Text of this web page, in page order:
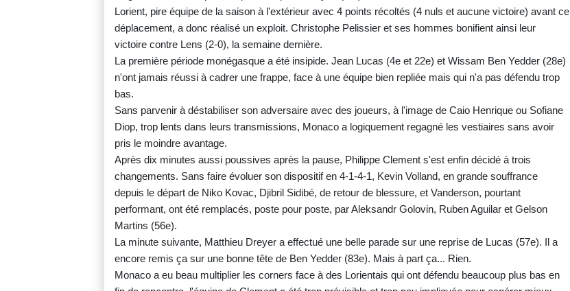
Lorient, pire équipe de la saison à l'extérieur avec 4 points récoltés (4 nuls et aucune victoire) avant ce
déplacement, a donc réalisé un exploit. Christophe Pelissier et ses hommes bonifient ainsi leur
victoire contre Lens (2-0), la semaine dernière.
La première période monégasque a été insipide. Jean Lucas (4e et 22e) et Wissam Ben Yedder (28e)
n'ont jamais réussi à cadrer une frappe, face à une équipe bien repliée mais qui n'a pas défendu trop
bas.
Sans parvenir à déstabiliser son adversaire avec des joueurs, à l'image de Caio Henrique ou Sofiane
Diop, trop lents dans leurs transmissions, Monaco a logiquement regagné les vestiaires sans avoir
pris le moindre avantage.
Après dix minutes aussi poussives après la pause, Philippe Clement s'est enfin décidé à trois
changements. Sans faire évoluer son dispositif en 4-1-4-1, Kevin Volland, en grande souffrance
depuis le départ de Niko Kovac, Djibril Sidibé, de retour de blessure, et Vanderson, pourtant
performant, ont été remplacés, poste pour poste, par Aleksandr Golovin, Ruben Aguilar et Gelson
Martins (56e).
La minute suivante, Matthieu Dreyer a effectué une belle parade sur une reprise de Lucas (57e). Il a
encore remis ça sur une bonne tête de Ben Yedder (83e). Mais à part ça... Rien.
Monaco a eu beau multiplier les corners face à des Lorientais qui ont défendu beaucoup plus bas en